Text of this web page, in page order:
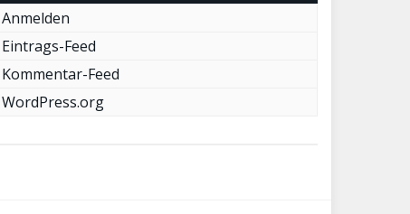
Anmelden
Eintrags-Feed
Kommentar-Feed
WordPress.org